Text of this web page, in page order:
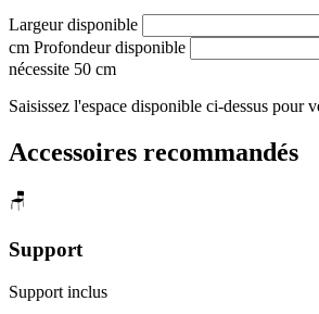
Largeur disponible
cm Profondeur disponible
nécessite 50 cm
Saisissez l'espace disponible ci-dessus pour
Accessoires recommandés
🪑
Support
Support inclus